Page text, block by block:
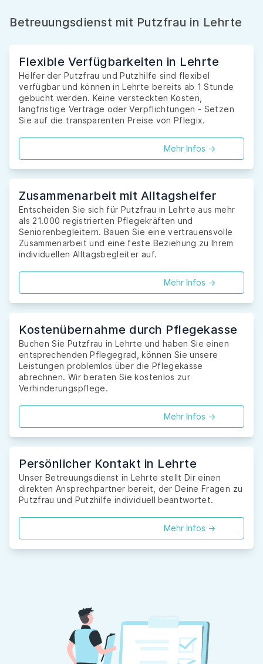
Betreuungsdienst mit Putzfrau in Lehrte
Flexible Verfügbarkeiten in Lehrte
Helfer der Putzfrau und Putzhilfe sind flexibel
verfügbar und können in Lehrte bereits ab 1 Stunde
gebucht werden. Keine versteckten Kosten,
langfristige Verträge oder Verpflichtungen - Setzen
Sie auf die transparenten Preise von Pflegix.
Mehr Infos ->
Zusammenarbeit mit Alltagshelfer
Entscheiden Sie sich für Putzfrau in Lehrte aus mehr
als 21.000 registrierten Pflegekräften und
Seniorenbegleitern. Bauen Sie eine vertrauensvolle
Zusammenarbeit und eine feste Beziehung zu Ihrem
individuellen Alltagsbegleiter auf.
Mehr Infos ->
Kostenübernahme durch Pflegekasse
Buchen Sie Putzfrau in Lehrte und haben Sie einen
entsprechenden Pflegegrad, können Sie unsere
Leistungen problemlos über die Pflegekasse
abrechnen. Wir beraten Sie kostenlos zur
Verhinderungspflege.
Mehr Infos ->
Persönlicher Kontakt in Lehrte
Unser Betreuungsdienst in Lehrte stellt Dir einen
direkten Ansprechpartner bereit, der Deine Fragen zu
Putzfrau und Putzhilfe individuell beantwortet.
Mehr Infos ->